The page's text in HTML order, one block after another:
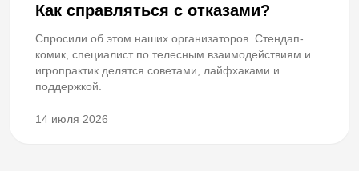
Как справляться с отказами?
Спросили об этом наших организаторов. Стендап-
комик, специалист по телесным взаимодействиям и
игропрактик делятся советами, лайфхаками и
поддержкой.
14 июля 2026